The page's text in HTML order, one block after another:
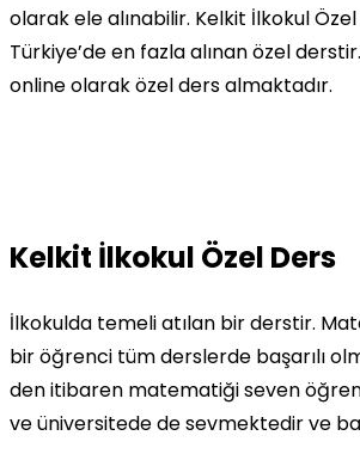
olarak ele alınabilir. Kelkit İlkokul
Türkiye’de en fazla alınan özel
online olarak özel ders almaktadır.
Kelkit İlkokul Özel Ders
İlkokulda temeli atılan bir derstir.
bir öğrenci tüm derslerde başarılı
den itibaren matematiği seven
ve üniversitede de sevmektedir ve